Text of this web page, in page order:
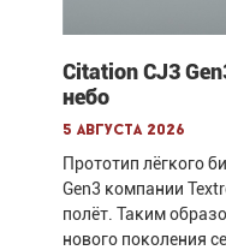
Citation CJ3
небо
5 августа 2026
Прототип лёгкого
Gen3 компании
полёт. Таким
нового поколения